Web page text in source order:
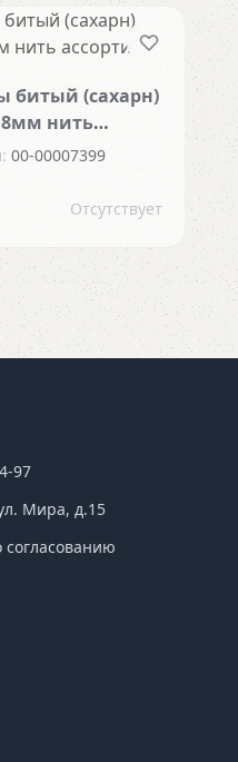
битый (сахарн)
8мм нить
00-00007399
Отсутствует
97
Мира, д.15